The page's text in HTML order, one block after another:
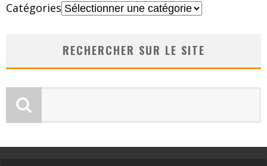
Catégories
RECHERCHER SUR LE SITE